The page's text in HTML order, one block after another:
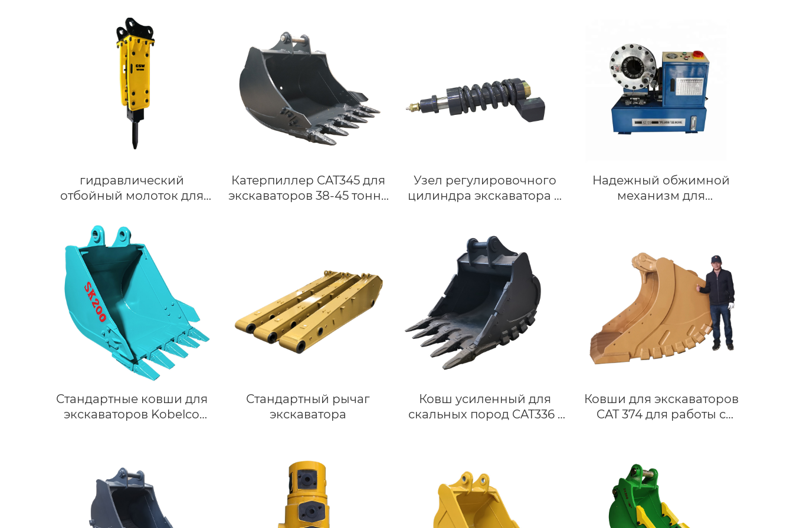
гидравлический
отбойный молоток для
CAT303.5 CAT 304
гидравлические
отбойные молотки SB30
Катерпиллер CAT345 для
экскаваторов 38-45 тонн |
Узел регулировочного
цилиндра экскаватора и
детали ходовой Части
Надежный обжимной
механизм для
качества на 3 года
Стандартные ковши для
экскаваторов Kobelco
Q355/Q460/NM400.
Высокое качество,
выгодная цена.
Стандартный рычаг
экскаватора
Ковш усиленный для
скальных пород CAT336 |
Ковши для экскаваторов
CAT 374 для работы с